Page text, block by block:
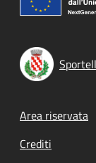
Footer
Area riservata
Crediti